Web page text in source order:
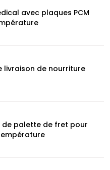
avec plaques PCM
livraison de nourriture
de palette de fret pour